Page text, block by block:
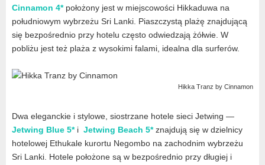
Cinnamon 4*położony jest w miejscowości Hikkaduwa na
południowym wybrzeżu Sri Lanki. Piaszczystą plażę znajdującą
się bezpośrednio przy hotelu często odwiedzają żółwie. W
pobliżu jest też plaża z wysokimi falami, idealna dla surferów.
Hikka Tranz by Cinnamon
Dwa eleganckie i stylowe, siostrzane hotele sieci Jetwing —
Jetwing Blue 5*i Jetwing Beach 5*znajdują się w dzielnicy
hotelowej Ethukale kurortu Negombo na zachodnim wybrzeżu
Sri Lanki. Hotele położone są w bezpośrednio przy długiej i